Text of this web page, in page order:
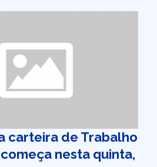
carteira de Trabalho
começa nesta quinta,